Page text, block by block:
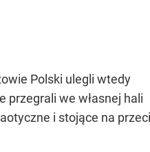
Polski ulegli wtedy
przegrali we własnej hali
i stojące na